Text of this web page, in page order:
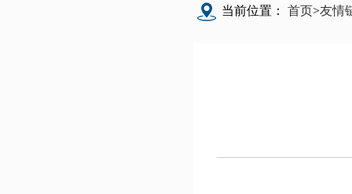
当前位置： 首页>友情